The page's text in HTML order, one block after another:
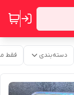
دسته‌بندی فقط